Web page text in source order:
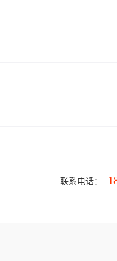
联系电话：